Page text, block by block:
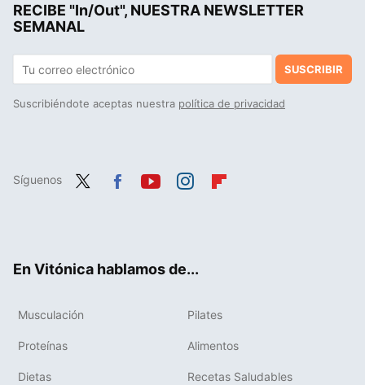
RECIBE "In/Out", NUESTRA NEWSLETTER
SEMANAL
SUSCRIBIR
Suscribiéndote aceptas nuestra política de privacidad
Síguenos
En Vitónica hablamos de...
Musculación Pilates
Proteínas Alimentos
Dietas Recetas Saludables